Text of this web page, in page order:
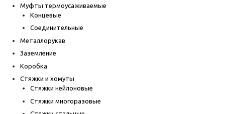
Муфты термоусаживаемые
Концевые
Соединительные
Металлорукав
Заземление
Коробка
Стяжки и хомуты
Стяжки нейлоновые
Стяжки многоразовые